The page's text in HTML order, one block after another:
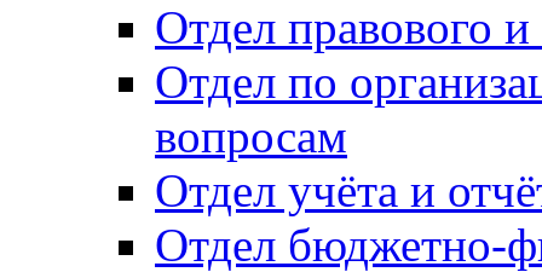
Отдел правового
Отдел по
вопросам
Отдел учёта и
Отдел бюджетно-